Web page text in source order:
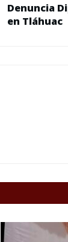
Denuncia
en Tláhuac